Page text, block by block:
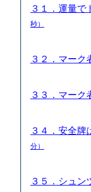
３１．運量
秒）
３２．マー
３３．マー
３４．安全
分）
３５．シュ